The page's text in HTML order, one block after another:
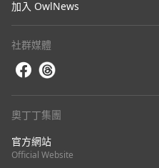
加入 OwlNews
社群媒體
奧丁丁集團
官方網站
Official Website